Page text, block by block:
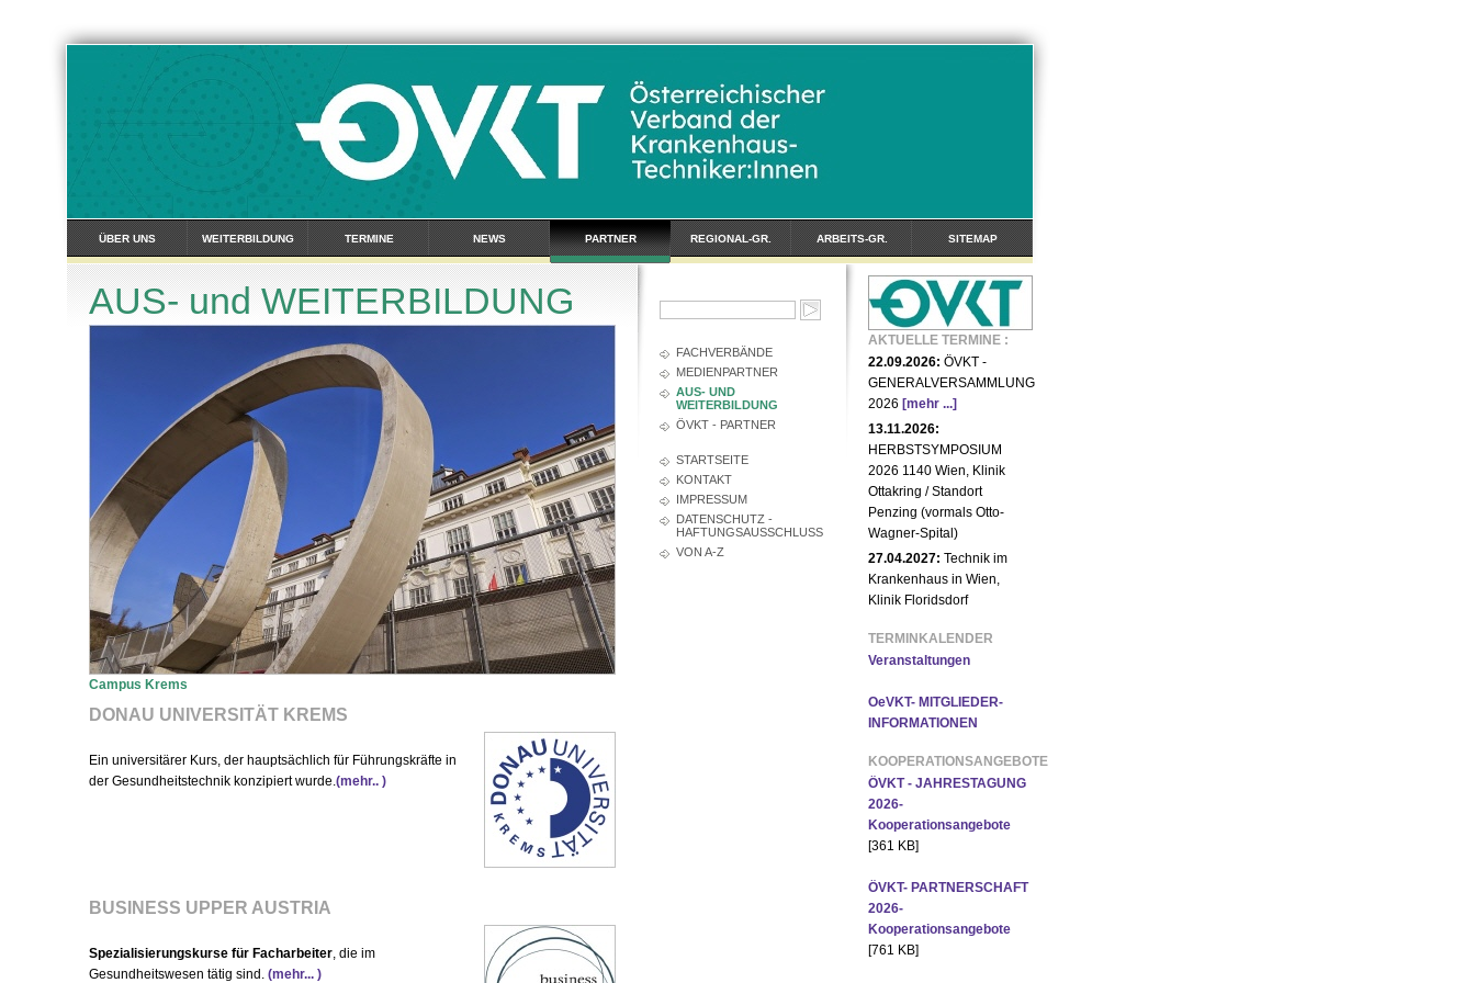
ÜBER UNS WEITERBILDUNG TERMINE NEWS PARTNER REGIONAL-GR. ARBEITS-GR. SITEMAP
FACHVERBÄNDE
MEDIENPARTNER
AUS- UND
WEITERBILDUNG
ÖVKT - PARTNER
STARTSEITE
KONTAKT
IMPRESSUM
DATENSCHUTZ -
HAFTUNGSAUSSCHLUSS
VON A-Z
AUS- und WEITERBILDUNG
Campus Krems
DONAU UNIVERSITÄT KREMS
Ein universitärer Kurs, der hauptsächlich für Führungskräfte in
der Gesundheitstechnik konzipiert wurde.(mehr.. )
BUSINESS UPPER AUSTRIA
Spezialisierungskurse für Facharbeiter, die im
Gesundheitswesen tätig sind. (mehr... )
AKTUELLE TERMINE :
22.09.2026: ÖVKT -
GENERALVERSAMMLUNG
2026 [mehr ...]
13.11.2026:
HERBSTSYMPOSIUM
2026 1140 Wien, Klinik
Ottakring / Standort
Penzing (vormals Otto-
Wagner-Spital)
27.04.2027: Technik im
Krankenhaus in Wien,
Klinik Floridsdorf
TERMINKALENDER
Veranstaltungen
OeVKT- MITGLIEDER-
INFORMATIONEN
KOOPERATIONSANGEBOTE
ÖVKT - JAHRESTAGUNG
2026-
Kooperationsangebote
[361 KB]
ÖVKT- PARTNERSCHAFT
2026-
Kooperationsangebote
[761 KB]